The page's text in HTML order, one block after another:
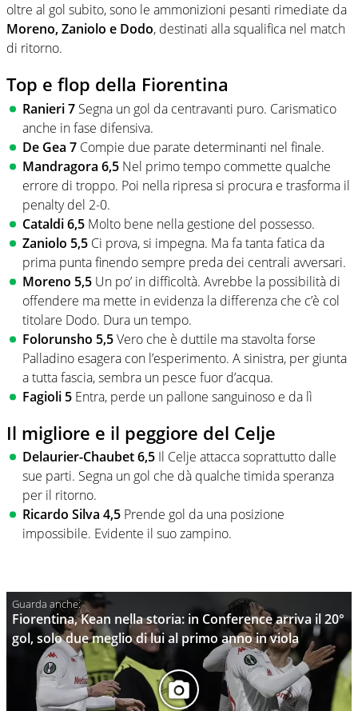
oltre al gol subito, sono le ammonizioni pesanti rimediate da
Moreno, Zaniolo e Dodo, destinati alla squalifica nel match
di ritorno.
Top e flop della Fiorentina
Ranieri 7 Segna un gol da centravanti puro. Carismatico
anche in fase difensiva.
De Gea 7 Compie due parate determinanti nel finale.
Mandragora 6,5 Nel primo tempo commette qualche
errore di troppo. Poi nella ripresa si procura e trasforma il
penalty del 2-0.
Cataldi 6,5 Molto bene nella gestione del possesso.
Zaniolo 5,5 Ci prova, si impegna. Ma fa tanta fatica da
prima punta finendo sempre preda dei centrali avversari.
Moreno 5,5 Un po’ in difficoltà. Avrebbe la possibilità di
offendere ma mette in evidenza la differenza che c’è col
titolare Dodo. Dura un tempo.
Folorunsho 5,5Vero che è duttile ma stavolta forse
Palladino esagera con l’esperimento. A sinistra, per giunta
a tutta fascia, sembra un pesce fuor d’acqua.
Fagioli 5 Entra, perde un pallone sanguinoso e da lì
Il migliore e il peggiore del Celje
Delaurier-Chaubet 6,5 Il Celje attacca soprattutto dalle
sue parti. Segna un gol che dà qualche timida speranza
per il ritorno.
Ricardo Silva 4,5 Prende gol da una posizione
impossibile. Evidente il suo zampino.
Fiorentina, Kean nella storia: in Conference arriva il 20°
gol, solo due meglio di lui al primo anno in viola